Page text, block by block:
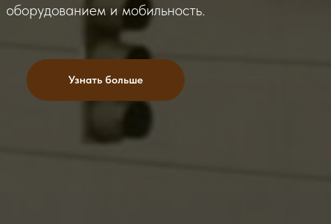
оборудованием и мобильность.
Узнать больше